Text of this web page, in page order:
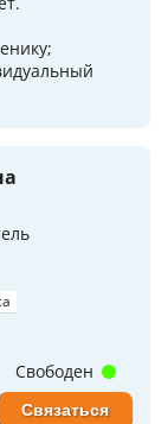
Свободен
Связаться